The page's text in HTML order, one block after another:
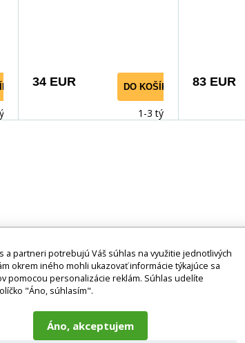
34 EUR DO KOŠÍKA
1-3 týdny
83 EUR
a partneri potrebujú Váš súhlas na využitie jednotlivých
okrem iného mohli ukazovať informácie týkajúce sa
pomocou personalizácie reklám. Súhlas udelíte
"Áno, súhlasím".
Áno, akceptujem